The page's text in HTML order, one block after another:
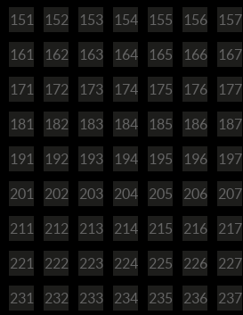
151 152 153 154 155 156 157
161 162 163 164 165 166 167
171 172 173 174 175 176 177
181 182 183 184 185 186 187
191 192 193 194 195 196 197
201 202 203 204 205 206 207
211 212 213 214 215 216 217
221 222 223 224 225 226 227
231 232 233 234 235 236 237